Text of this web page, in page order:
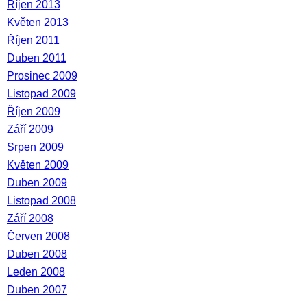
Říjen 2013
Květen 2013
Říjen 2011
Duben 2011
Prosinec 2009
Listopad 2009
Říjen 2009
Září 2009
Srpen 2009
Květen 2009
Duben 2009
Listopad 2008
Září 2008
Červen 2008
Duben 2008
Leden 2008
Duben 2007